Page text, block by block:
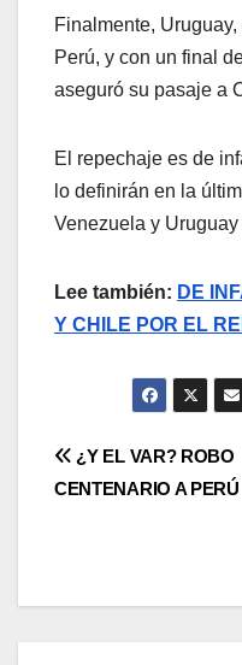
Finalmente,
Perú, y con un final
aseguró su pasaje a
El repechaje es de
lo definirán en la
Venezuela y
Lee también: DE
Y CHILE POR EL
¿Y EL VAR? ROBO
CENTENARIO A PERÚ